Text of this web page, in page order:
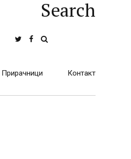
Search
Прирачници Контакт